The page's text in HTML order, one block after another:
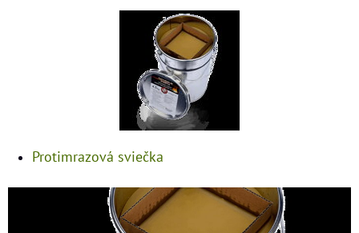
Protimrazová sviečka